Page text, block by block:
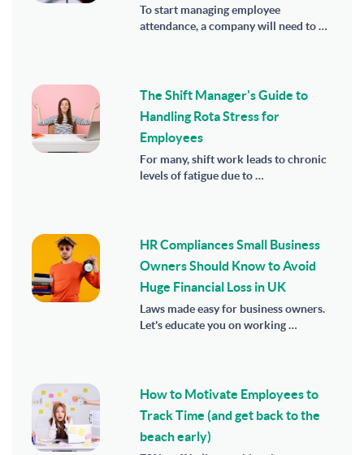
To start managing employee
attendance, a company will need to …
The Shift Manager's Guide to
Handling Rota Stress for
Employees
For many, shift work leads to chronic
levels of fatigue due to …
HR Compliances Small Business
Owners Should Know to Avoid
Huge Financial Loss in UK
Laws made easy for business owners.
Let's educate you on working …
How to Motivate Employees to
Track Time (and get back to the
beach early)